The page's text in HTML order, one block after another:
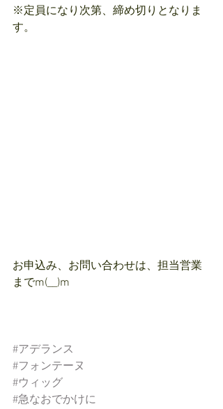
※定員になり次第、締め切りとなりま
す。
お申込み、お問い合わせは、担当営業
までm(__)m
#アデランス
#フォンテーヌ
#ウィッグ
#急なおでかけに